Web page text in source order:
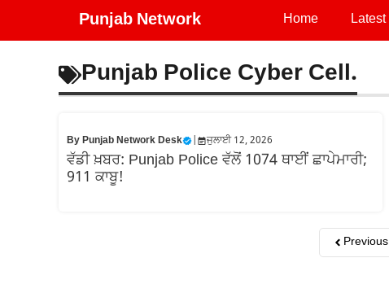
Punjab Network Home Latest
Punjab Police Cyber Cell.
ByPunjab Network Desk ਜੁਲਾਈ 12, 2026
ਵੱਡੀ ਖ਼ਬਰ: Punjab Police ਵੱਲੋਂ 1074 ਥਾਈਂ ਛਾਪੇਮਾਰੀ;
911 ਕਾਬੂ!
Previous